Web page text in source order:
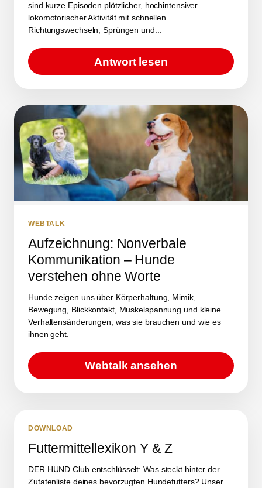
sind kurze Episoden plötzlicher, hochintensiver
lokomotorischer Aktivität mit schnellen
Richtungswechseln, Sprüngen und...
Antwort lesen
WEBTALK
Aufzeichnung: Nonverbale
Kommunikation – Hunde
verstehen ohne Worte
Hunde zeigen uns über Körperhaltung, Mimik,
Bewegung, Blickkontakt, Muskelspannung und kleine
Verhaltensänderungen, was sie brauchen und wie es
ihnen geht.
Webtalk ansehen
DOWNLOAD
Futtermittellexikon Y & Z
DER HUND Club entschlüsselt: Was steckt hinter der
Zutatenliste deines bevorzugten Hundefutters? Unser